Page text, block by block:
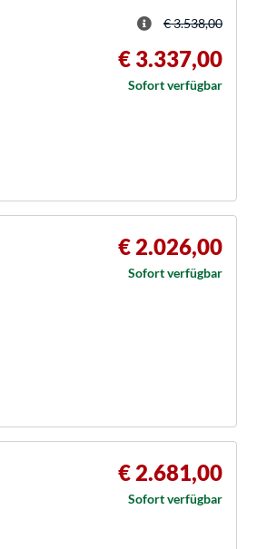
€ 3.538,00
€ 3.337,00
Sofort verfügbar
€ 2.026,00
Sofort verfügbar
€ 2.681,00
Sofort verfügbar